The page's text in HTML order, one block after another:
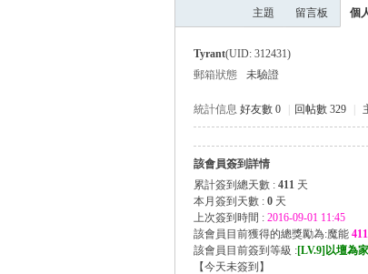
主題 留言板 個
Tyrant(UID: 312431)
郵箱狀態
未驗證
統計信息 好友數 0 回帖數 329
該會員簽到詳情
累計簽到總天數 : 411 天
本月簽到天數 : 0 天
上次簽到時間 : 2016-09-01 11:45
該會員目前獲得的總獎勵為:魔能 411
該會員目前簽到等級 :[LV.9]以壇為
【今天未簽到 】